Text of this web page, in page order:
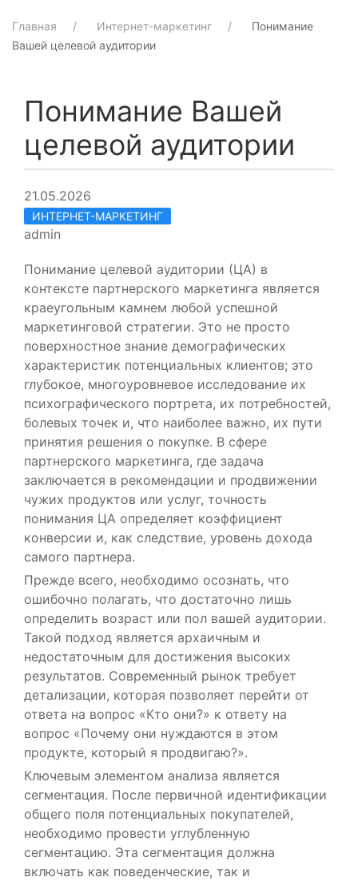
Главная Интернет-маркетинг
Понимание
Вашей целевой аудитории
Понимание Вашей
целевой аудитории
21.05.2026
ИНТЕРНЕТ-МАРКЕТИНГ
admin
Понимание целевой аудитории (ЦА) в
контексте партнерского маркетинга является
краеугольным камнем любой успешной
маркетинговой стратегии. Это не просто
поверхностное знание демографических
характеристик потенциальных клиентов; это
глубокое, многоуровневое исследование их
психографического портрета, их потребностей,
болевых точек и, что наиболее важно, их пути
принятия решения о покупке. В сфере
партнерского маркетинга, где задача
заключается в рекомендации и продвижении
чужих продуктов или услуг, точность
понимания ЦА определяет коэффициент
конверсии и, как следствие, уровень дохода
самого партнера.
Прежде всего, необходимо осознать, что
ошибочно полагать, что достаточно лишь
определить возраст или пол вашей аудитории.
Такой подход является архаичным и
недостаточным для достижения высоких
результатов. Современный рынок требует
детализации, которая позволяет перейти от
ответа на вопрос «Кто они?» к ответу на
вопрос «Почему они нуждаются в этом
продукте, который я продвигаю?».
Ключевым элементом анализа является
сегментация. После первичной идентификации
общего поля потенциальных покупателей,
необходимо провести углубленную
сегментацию. Эта сегментация должна
включать как поведенческие, так и